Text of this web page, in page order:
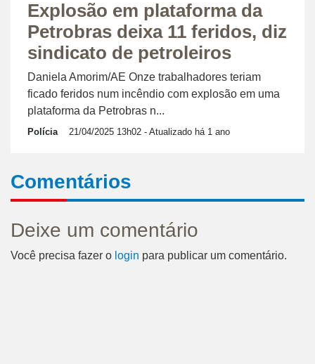
Explosão em plataforma da
Petrobras deixa 11 feridos, diz
sindicato de petroleiros
Daniela Amorim/AE Onze trabalhadores teriam
ficado feridos num incêndio com explosão em uma
plataforma da Petrobras n...
Polícia 21/04/2025 13h02 - Atualizado há 1 ano
Comentários
Deixe um comentário
Você precisa fazer o login para publicar um comentário.